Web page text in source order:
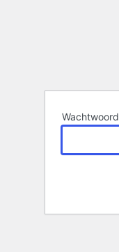
Wachtwoord